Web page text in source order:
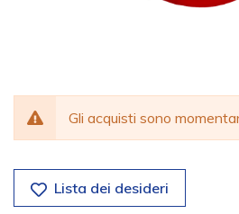
Gli acquisti sono
Lista dei desideri